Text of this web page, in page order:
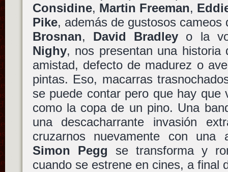
Considine, Martin Freeman,
Pike, además de gustosos cameos
Brosnan, David Bradley o la
Nighy, nos presentan una historia
amistad, defecto de madurez o
pintas. Eso, macarras
se puede contar pero que hay que
como la copa de un pino. Una
una descacharrante invasión
cruzarnos nuevamente con una
Simon Pegg se transforma y
cuando se estrene en cines, a final